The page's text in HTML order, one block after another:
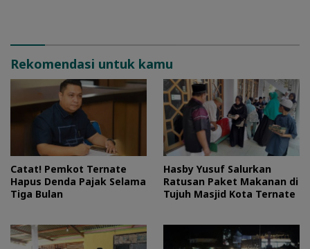
Rekomendasi untuk kamu
Catat! Pemkot Ternate
Hapus Denda Pajak Selama
Tiga Bulan
Hasby Yusuf Salurkan
Ratusan Paket Makanan di
Tujuh Masjid Kota Ternate